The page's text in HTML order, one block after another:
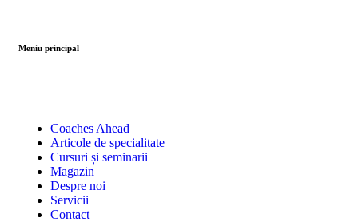
Meniu principal
Coaches Ahead
Articole de specialitate
Cursuri și seminarii
Magazin
Despre noi
Servicii
Contact